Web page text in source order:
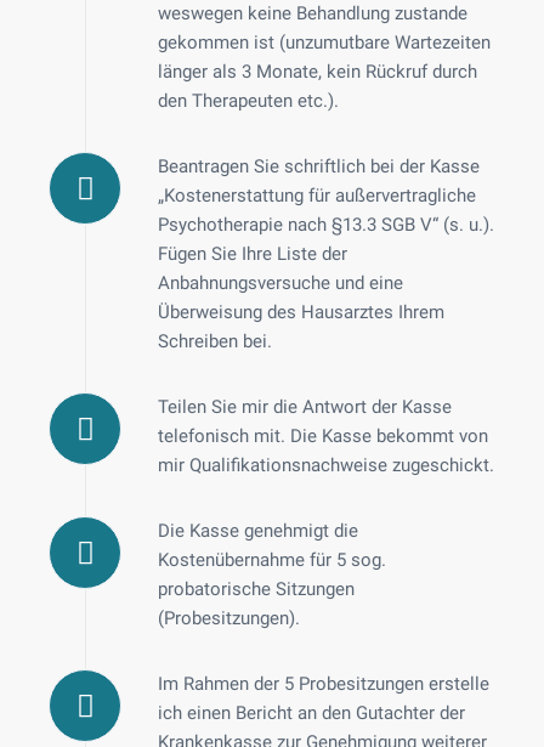
weswegen keine Behandlung zustande
gekommen ist (unzumutbare Wartezeiten
länger als 3 Monate, kein Rückruf durch
den Therapeuten etc.).
Beantragen Sie schriftlich bei der Kasse
„Kostenerstattung für außervertragliche
Psychotherapie nach §13.3 SGB V“ (s. u.).
Fügen Sie Ihre Liste der
Anbahnungsversuche und eine
Überweisung des Hausarztes Ihrem
Schreiben bei.
Teilen Sie mir die Antwort der Kasse
telefonisch mit. Die Kasse bekommt von
mir Qualifikationsnachweise zugeschickt.
Die Kasse genehmigt die
Kostenübernahme für 5 sog.
probatorische Sitzungen
(Probesitzungen).
Im Rahmen der 5 Probesitzungen erstelle
ich einen Bericht an den Gutachter der
Krankenkasse zur Genehmigung weiterer